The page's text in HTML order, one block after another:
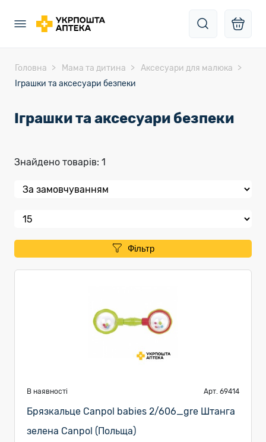
Головна Мама та дитина
Аксесуари для малюка
Іграшки та аксесуари безпеки
Іграшки та аксесуари безпеки
Знайдено товарів: 1
Фільтр
В наявності Арт. 69414
Брязкальце Canpol babies 2/606_gre Штанга
зелена Canpol (Польща)